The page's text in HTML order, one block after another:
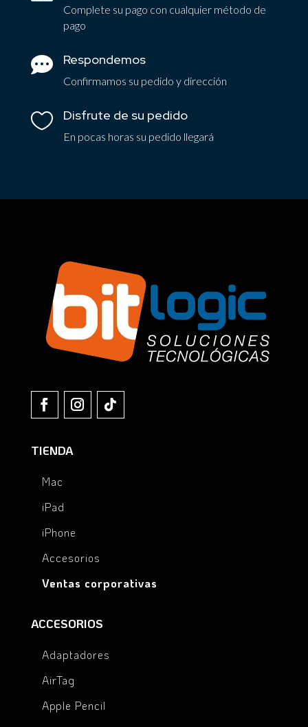
Complete su pago con cualquier método de
pago
 Respondemos
Confirmamos su pedido y dirección
 Disfrute de su pedido
En pocas horas su pedido llegará
TIENDA
Mac
iPad
iPhone
Accesorios
Ventas corporativas
ACCESORIOS
Adaptadores
AirTag
Apple Pencil